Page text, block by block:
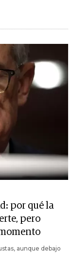
por qué la
pero
aunque debajo